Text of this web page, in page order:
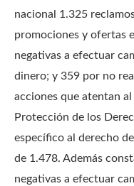
nacional 1.325
promociones y ofertas
negativas a efectuar
dinero; y 359 por no
acciones que atentan
Protección de los
específico al derecho
de 1.478. Además
negativas a efectuar